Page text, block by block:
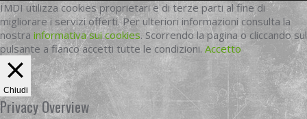
IMDI utilizza cookies proprietari e di terze parti al fine di
migliorare i servizi offerti. Per ulteriori informazioni consulta la
nostra informativa sui cookies. Scorrendo la pagina o cliccando sul
pulsante a fianco accetti tutte le condizioni. Accetto
Chiudi
Privacy Overview